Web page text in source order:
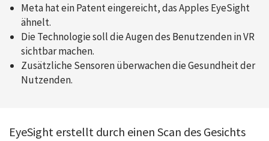
Meta hat ein Patent eingereicht, das Apples EyeSight
ähnelt.
Die Technologie soll die Augen des Benutzenden in VR
sichtbar machen.
Zusätzliche Sensoren überwachen die Gesundheit der
Nutzenden.
EyeSight erstellt durch einen Scan des Gesichts